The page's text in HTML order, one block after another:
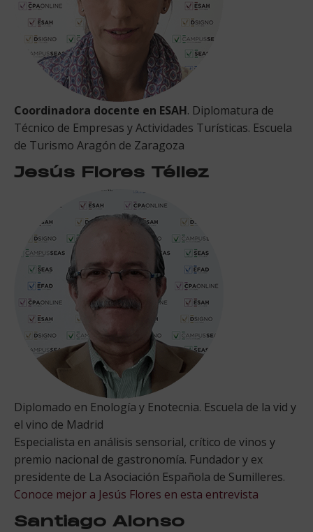
Coordinadora docente en ESAH. Diplomatura de
Técnico de Empresas y Actividades Turísticas. Escuela
de Turismo Aragón de Zaragoza
Jesús Flores Téllez
Diplomado en Enología y Enotecnia. Escuela de la vid y
el vino de Madrid
Especialista en análisis sensorial, crítico de vinos y
premio nacional de gastronomía. Fundador y ex
presidente de La Asociación Española de Sumilleres.
Conoce mejor a Jesús Flores en esta entrevista
Santiago Alonso